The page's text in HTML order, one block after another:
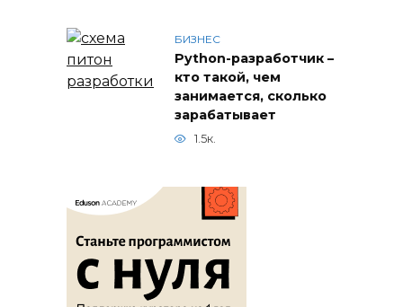
БИЗНЕС
Python-разработчик –
кто такой, чем
занимается, сколько
зарабатывает
1.5к.